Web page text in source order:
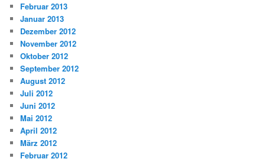
Februar 2013
Januar 2013
Dezember 2012
November 2012
Oktober 2012
September 2012
August 2012
Juli 2012
Juni 2012
Mai 2012
April 2012
März 2012
Februar 2012